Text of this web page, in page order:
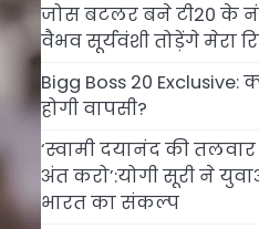
जोस बटलर बने टी20 के
वैभव सूर्यवंशी तोड़ेंगे मेरा
Bigg Boss 20
होगी वापसी?
‘स्वामी दयानंद की
अंत करो’:योगी सूरी ने
भारत का संकल्प